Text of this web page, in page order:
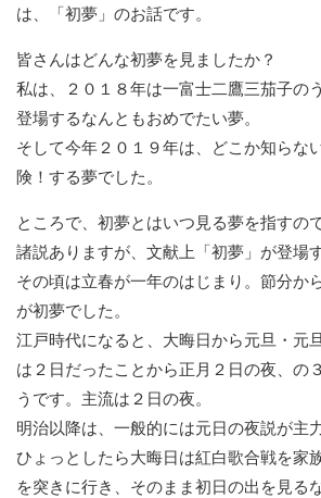
は、「初夢」のお話です。
皆さんはどんな初夢を見ましたか？
私は、２０１８年は一富士二鷹三茄子の
登場するなんともおめでたい夢。
そして今年２０１９年は、どこか知らな
険！する夢でした。
ところで、初夢とはいつ見る夢を指すの
諸説ありますが、文献上「初夢」が登場
その頃は立春が一年のはじまり。節分か
が初夢でした。
江戸時代になると、大晦日から元旦・元
は２日だったことから正月２日の夜、の
うです。主流は２日の夜。
明治以降は、一般的には元日の夜説が主
ひょっとしたら大晦日は紅白歌合戦を家
を突きに行き、そのまま初日の出を見る